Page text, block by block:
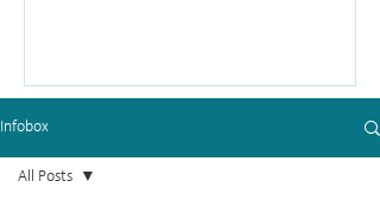
Infobox
All Posts